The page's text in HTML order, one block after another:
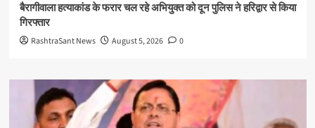
बैरागीवाला हत्याकांड के फरार चल रहे अभियुक्त को दून पुलिस ने हरिद्वार से किया
गिरफ्तार
RashtraSant News August 5, 2026 0